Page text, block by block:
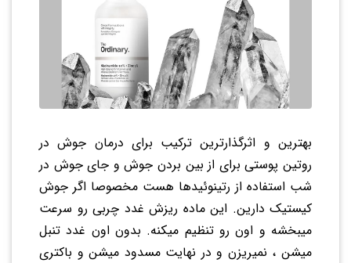
بهترین و اثرگذارترین ترکیب برای درمان جوش در
روتین پوستی برای از بین بردن جوش و جای جوش در
شب استفاده از رتینوئیدها هست مخصوصا اگر جوش
کیستیک دارین. این ماده ریزش غدد چربی رو سرعت
میبخشه و اون رو تنظیم میکنه. بدون اون غدد تنبل
میشن ، نمیریزن و در نهایت مسدود میشن و باکتری